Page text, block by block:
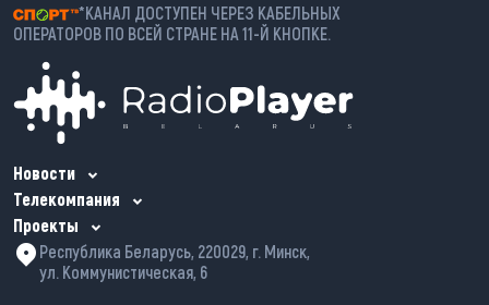
*КАНАЛ ДОСТУПЕН ЧЕРЕЗ КАБЕЛЬНЫХ
ОПЕРАТОРОВ ПО ВСЕЙ СТРАНЕ НА 11-Й КНОПКЕ.
Новости
Телекомпания
Проекты
Республика Беларусь, 220029, г. Минск,
ул. Коммунистическая, 6